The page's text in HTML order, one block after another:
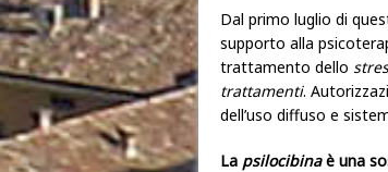
Dal primo luglio di
supporto alla
trattamento dello
trattamenti.
dell’uso diffuso e
La psilocibinaè una